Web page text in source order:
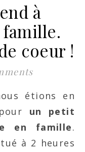
à
famille.
coeur !
un petit
en famille.
à 2 heures